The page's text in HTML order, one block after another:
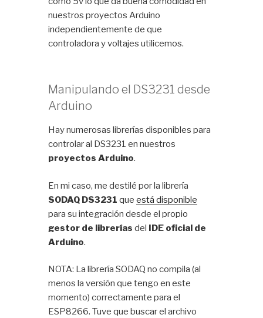
nuestros proyectos Arduino
independientemente de que
controladora y voltajes utilicemos.
Manipulando el DS3231 desde
Arduino
Hay numerosas librerías disponibles para
controlar al DS3231 en nuestros
proyectos Arduino.
En mi caso, me destilé por la librería
SODAQ DS3231 queestá disponible
para su integración desde el propio
gestor de librerías del IDE oficial de
Arduino.
NOTA: La librería SODAQ no compila (al
menos la versión que tengo en este
momento) correctamente para el
ESP8266. Tuve que buscar el archivo